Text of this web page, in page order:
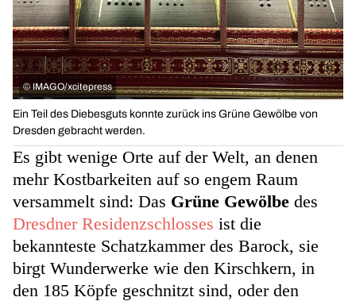
© IMAGO/xcitepress
Ein Teil des Diebesguts konnte zurück ins Grüne Gewölbe von
Dresden gebracht werden.
Es gibt wenige Orte auf der Welt, an denen
mehr Kostbarkeiten auf so engem Raum
versammelt sind: Das Grüne Gewölbe des
Dresdner Residenzschlosses ist die
bekannteste Schatzkammer des Barock, sie
birgt Wunderwerke wie den Kirschkern, in
den 185 Köpfe geschnitzt sind, oder den